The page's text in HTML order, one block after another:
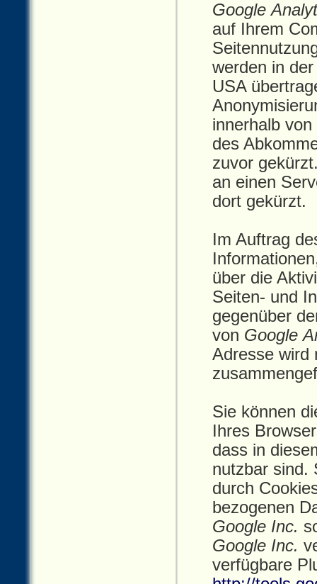
Google
auf Ihrem
werden in
USA
innerhalb
des
zuvor
an einen
dort gekürzt.
Im Auftrag
über die
Seiten- und
gegenüber
von Google
Adresse wird
Sie können
Ihres
dass in
nutzbar sind.
durch
bezogenen
Google Inc.
Google Inc.
verfügbare